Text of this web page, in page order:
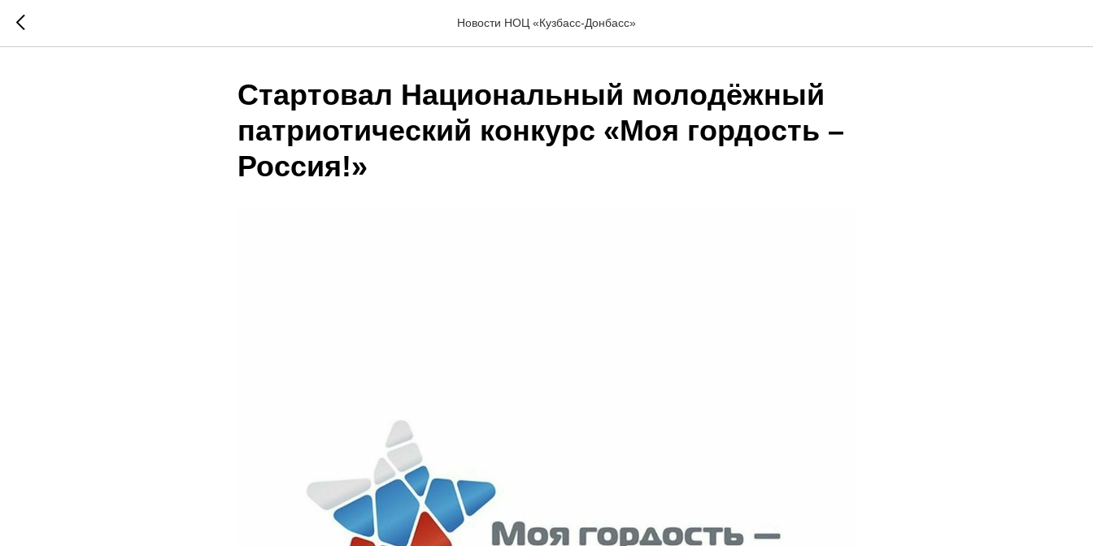
Новости НОЦ «Кузбасс-Донбасс»
Стартовал Национальный молодёжный
патриотический конкурс «Моя гордость –
Россия!»